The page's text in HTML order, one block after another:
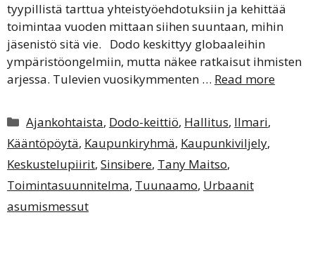
tyypillistä tarttua yhteistyöehdotuksiin ja kehittää
toimintaa vuoden mittaan siihen suuntaan, mihin
jäsenistö sitä vie. Dodo keskittyy globaaleihin
ympäristöongelmiin, mutta näkee ratkaisut ihmisten
arjessa. Tulevien vuosikymmenten … Read more
Kategoriat
Ajankohtaista, Dodo-keittiö, Hallitus, Ilmari,
Kääntöpöytä, Kaupunkiryhmä, Kaupunkiviljely,
Keskustelupiirit, Sinsibere, Tany Maitso,
Toimintasuunnitelma, Tuunaamo, Urbaanit
asumismessut